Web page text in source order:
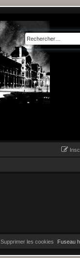
Fuseau
Supprimer les cookies